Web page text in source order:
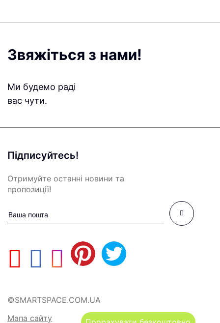
Звяжіться з нами!
Ми будемо раді
вас чути.
Підписуйтесь!
Отримуйте останні новини та
пропозиції!
©SMARTSPACE.COM.UA
Мапа сайту